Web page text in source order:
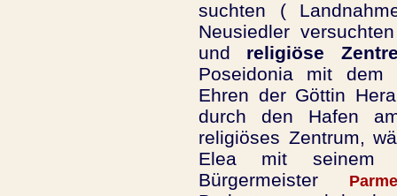
suchten (
Neusiedler
und religiöse
Poseidonia mit dem
Ehren der Göttin
durch den Hafen
religiöses Zentrum,
Elea mit seinem
Bürgermeister